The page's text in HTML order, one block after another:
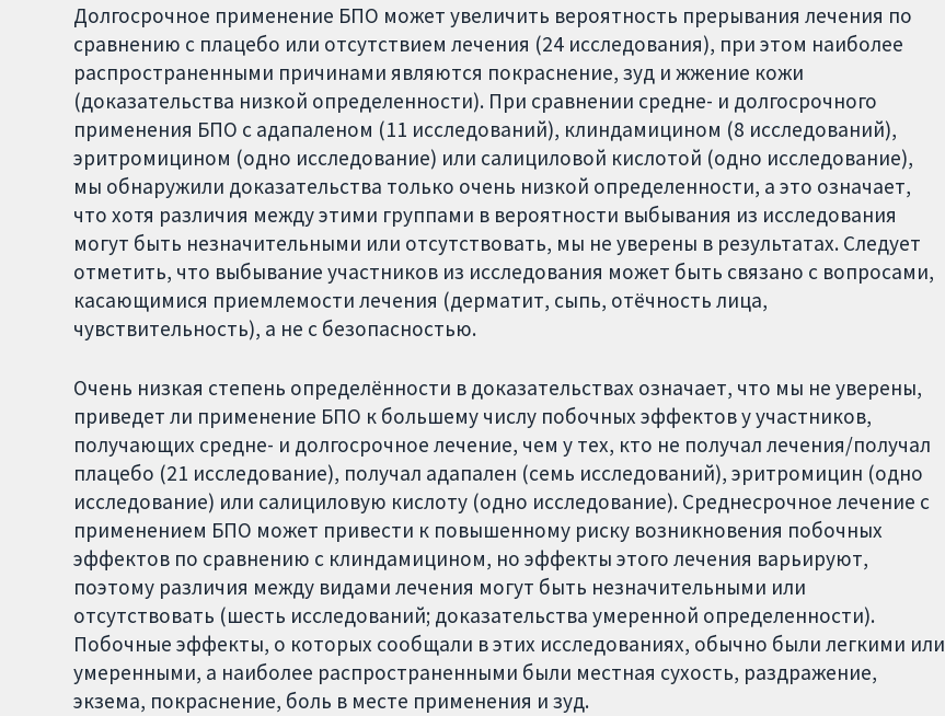
Долгосрочное применение БПО может увеличить вероятность прерывания лечения по
сравнению с плацебо или отсутствием лечения (24 исследования), при этом наиболее
распространенными причинами являются покраснение, зуд и жжение кожи
(доказательства низкой определенности). При сравнении средне- и долгосрочного
применения БПО с адапаленом (11 исследований), клиндамицином (8 исследований),
эритромицином (одно исследование) или салициловой кислотой (одно исследование),
мы обнаружили доказательства только очень низкой определенности, а это означает,
что хотя различия между этими группами в вероятности выбывания из исследования
могут быть незначительными или отсутствовать, мы не уверены в результатах. Следует
отметить, что выбывание участников из исследования может быть связано с вопросами,
касающимися приемлемости лечения (дерматит, сыпь, отёчность лица,
чувствительность), а не с безопасностью.
Очень низкая степень определённости в доказательствах означает, что мы не уверены,
приведет ли применение БПО к большему числу побочных эффектов у участников,
получающих средне- и долгосрочное лечение, чем у тех, кто не получал лечения/получал
плацебо (21 исследование), получал адапален (семь исследований), эритромицин (одно
исследование) или салициловую кислоту (одно исследование). Среднесрочное лечение с
применением БПО может привести к повышенному риску возникновения побочных
эффектов по сравнению с клиндамицином, но эффекты этого лечения варьируют,
поэтому различия между видами лечения могут быть незначительными или
отсутствовать (шесть исследований; доказательства умеренной определенности).
Побочные эффекты, о которых сообщали в этих исследованиях, обычно были легкими или
умеренными, а наиболее распространенными были местная сухость, раздражение,
экзема, покраснение, боль в месте применения и зуд.